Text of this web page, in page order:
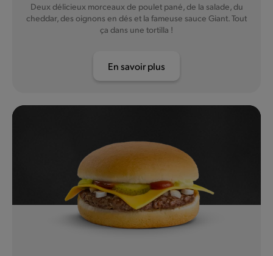
Deux délicieux morceaux de poulet pané, de la salade, du
cheddar, des oignons en dés et la fameuse sauce Giant. Tout
ça dans une tortilla !
En savoir plus